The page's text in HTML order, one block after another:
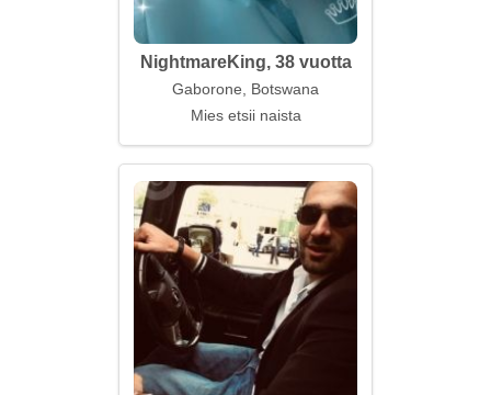
NightmareKing, 38 vuotta
Gaborone, Botswana
Mies etsii naista